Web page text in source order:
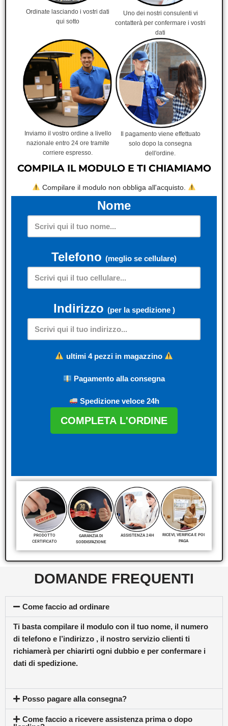
Ordinate lasciando i vostri dati
qui sotto
Uno dei nostri consulenti vi
contatterà per confermare i vostri
dati
Inviamo il vostro ordine a livello
nazionale entro 24 ore tramite
corriere espresso.
Il pagamento viene effettuato
solo dopo la consegna
dell'ordine.
COMPILA IL MODULO E TI CHIAMIAMO
Compilare il modulo non obbliga all'acquisto.
Nome
Telefono (meglio se cellulare)
Indirizzo (per la spedizione )
ultimi 4 pezzi in magazzino
Pagamento alla consegna
Spedizione veloce 24h
COMPLETA L'ORDINE
PRODOTTO
CERTIFICATO
GARANZIA DI
SODDISFAZIONE
ASSISTENZA 24H
RICEVI, VERIFICA E POI
PAGA
DOMANDE FREQUENTI
Come faccio ad ordinare
Ti basta compilare il modulo con il tuo nome, il numero
di telefono e l’indirizzo , il nostro servizio clienti ti
richiamerà per chiarirti ogni dubbio e per confermare i
dati di spedizione.
Posso pagare alla consegna?
Come faccio a ricevere assistenza prima o dopo